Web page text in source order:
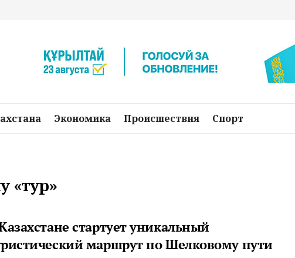
Экономика Происшествия Спорт
«тур»
стартует уникальный
маршрут по Шелковому пути